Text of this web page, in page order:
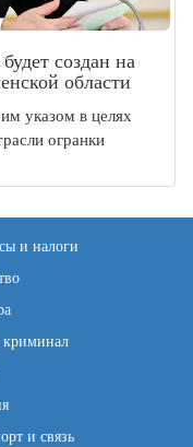
создан на
области
указом в целях
огранки
и налоги
и связь